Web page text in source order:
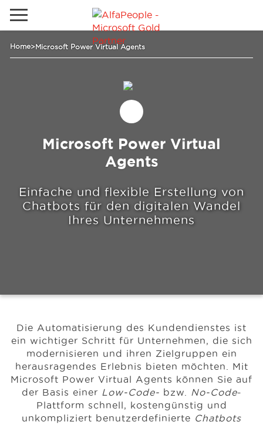
Home>Microsoft Power Virtual Agents
Microsoft Power Virtual
Agents
Einfache und flexible Erstellung von
Chatbots für den digitalen Wandel
Ihres Unternehmens
Die Automatisierung des Kundendienstes ist
ein wichtiger Schritt für Unternehmen, die sich
modernisieren und ihren Zielgruppen ein
herausragendes Erlebnis bieten möchten. Mit
Microsoft Power Virtual Agents können Sie auf
der Basis einer Low-Code- bzw. No-Code-
Plattform schnell, kostengünstig und
unkompliziert benutzerdefinierte Chatbots
Lösungen
Dienstleistungen
Events
Ressourcen
Karriere
Über uns
Lokale Website
Kanada
Naher Osten
Spanien